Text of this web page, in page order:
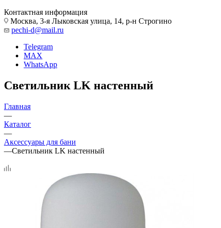
Контактная информация
Москва, 3-я Лыковская улица, 14, р-н Строгино
pechi-d@mail.ru
Telegram
MAX
WhatsApp
Светильник LK настенный
Главная
—
Каталог
—
Аксессуары для бани
—Светильник LK настенный